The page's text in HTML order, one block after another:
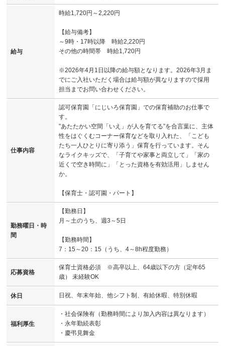
給与
時給1,720円～2,220円
【給与備考】
～9時・17時以降 時給2,220円
その他の時間帯 時給1,720円
※2026年4月1日以降の給与額となります。2026年3月ま
でにご入社いただく場合は給与額が異なりますので採用
担当までお問い合わせください。
仕事内容
認可保育園「にじいろ保育園」での保育補助のお仕事で
す。
”あたたかい空間「いえ」が人を育てる”を合言葉に、主体
性をはぐくむコーナー保育などを取り入れた、「こども
たち一人ひとりに寄り添う」保育を行っています。そん
なライクキッズで、「子育てや家事と両立して」「家の
近くで空き時間に」「とった資格を有効活用」しません
か。
【保育士・認可園・パート】
勤務曜日・時
間
【勤務日】
月～土のうち、週3～5日
【勤務時間】
7：15～20：15（うち、4～8h程度勤務）
応募資格
保育士資格必須 ※高卒以上、64歳以下の方（定年65
歳） 未経験OK
休日 日祝、年末年始、他シフト制、有給休暇、特別休暇
福利厚生
・社会保険有（勤務時間により加入内容は異なります）
・永年勤続表彰
・慶弔見舞金